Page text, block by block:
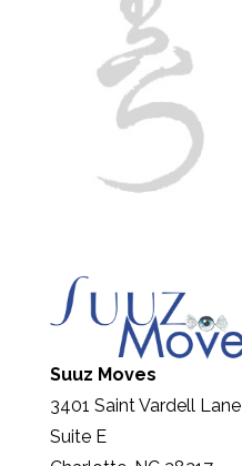
Suuz Moves
3401 Saint Vardell Lane
Suite E